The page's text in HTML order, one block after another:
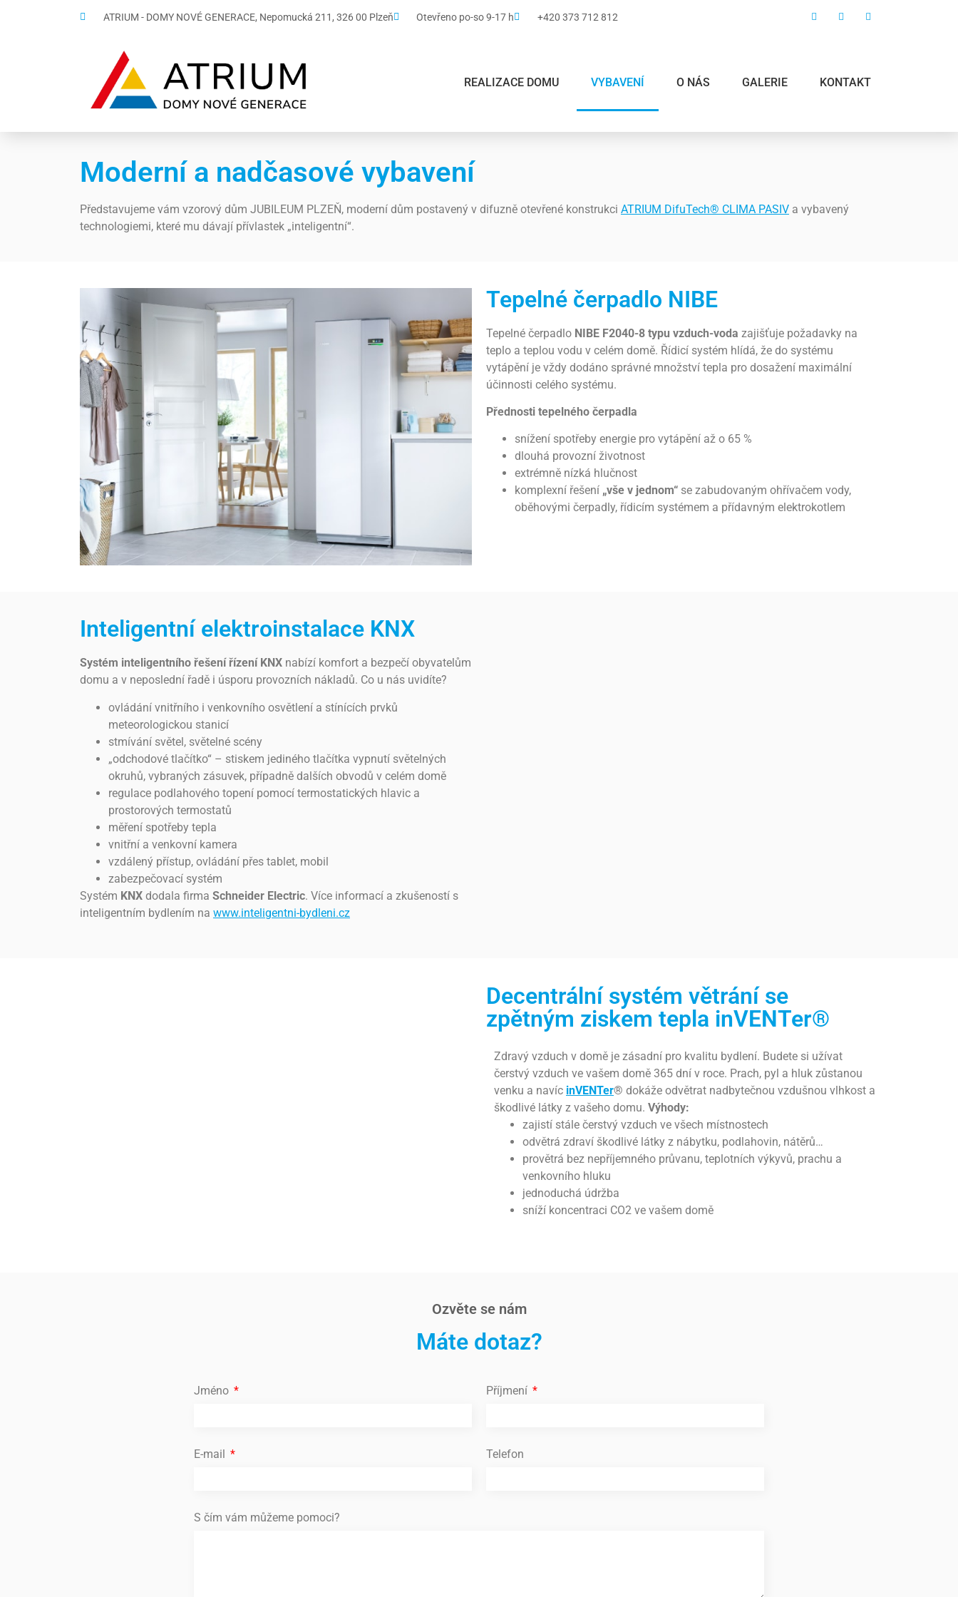
ATRIUM - DOMY NOVÉ GENERACE, Nepomucká 211, 326 00 Plzeň Otevřeno po-so 9-17 h +420 373 712 812
REALIZACE DOMU VYBAVENÍ O NÁS GALERIE KONTAKT
Moderní a nadčasové vybavení
Představujeme vám vzorový dům JUBILEUM PLZEŇ, moderní dům postavený v difuzně otevřené konstrukci ATRIUM DifuTech® CLIMA PASIV a vybavený
technologiemi, které mu dávají přívlastek „inteligentní“.
Tepelné čerpadlo NIBE
Tepelné čerpadlo NIBE F2040-8 typu vzduch-voda zajišťuje požadavky na
teplo a teplou vodu v celém domě. Řídicí systém hlídá, že do systému
vytápění je vždy dodáno správné množství tepla pro dosažení maximální
účinnosti celého systému.
Přednosti tepelného čerpadla
snížení spotřeby energie pro vytápění až o 65 %
dlouhá provozní životnost
extrémně nízká hlučnost
komplexní řešení „vše v jednom“ se zabudovaným ohřívačem vody,
oběhovými čerpadly, řídicím systémem a přídavným elektrokotlem
Inteligentní elektroinstalace KNX
Systém inteligentního řešení řízení KNX nabízí komfort a bezpečí obyvatelům
domu a v neposlední řadě i úsporu provozních nákladů. Co u nás uvidíte?
ovládání vnitřního i venkovního osvětlení a stínících prvků
meteorologickou stanicí
stmívání světel, světelné scény
„odchodové tlačítko“ – stiskem jediného tlačítka vypnutí světelných
okruhů, vybraných zásuvek, případně dalších obvodů v celém domě
regulace podlahového topení pomocí termostatických hlavic a
prostorových termostatů
měření spotřeby tepla
vnitřní a venkovní kamera
vzdálený přístup, ovládání přes tablet, mobil
zabezpečovací systém
Systém KNX dodala firma Schneider Electric. Více informací a zkušeností s
inteligentním bydlením na www.inteligentni-bydleni.cz
Decentrální systém větrání se
zpětným ziskem tepla inVENTer®
Zdravý vzduch v domě je zásadní pro kvalitu bydlení. Budete si užívat
čerstvý vzduch ve vašem domě 365 dní v roce. Prach, pyl a hluk zůstanou
venku a navíc inVENTer® dokáže odvětrat nadbytečnou vzdušnou vlhkost a
škodlivé látky z vašeho domu. Výhody:
zajistí stále čerstvý vzduch ve všech místnostech
odvětrá zdraví škodlivé látky z nábytku, podlahovin, nátěrů…
provětrá bez nepříjemného průvanu, teplotních výkyvů, prachu a
venkovního hluku
jednoduchá údržba
sníží koncentraci CO2 ve vašem domě
Ozvěte se nám
Máte dotaz?
Jméno Příjmení
E-mail Telefon
S čím vám můžeme pomoci?